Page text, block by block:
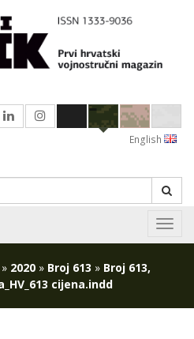
English
» 2020 » Broj 613 » Broj 613,
cijena.indd